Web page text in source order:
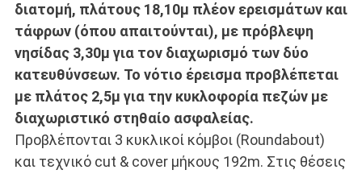
διατομή, πλάτους 18,10μ πλέον ερεισμάτων και
τάφρων (όπου απαιτούνται), με πρόβλεψη
νησίδας 3,30μ για τον διαχωρισμό των δύο
κατευθύνσεων. Το νότιο έρεισμα προβλέπεται
με πλάτος 2,5μ για την κυκλοφορία πεζών με
διαχωριστικό στηθαίο ασφαλείας.
Προβλέπονται 3 κυκλικοί κόμβοι (Roundabout)
και τεχνικό cut & cover μήκους 192m. Στις θέσεις